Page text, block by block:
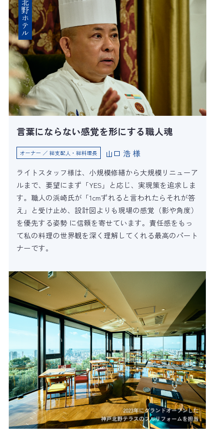
言葉にならない感覚を形にする職人魂
オーナー ／ 総支配人・総料理長 山口 浩 様
ライトスタッフ様は、小規模修繕から大規模リニューア
ルまで、要望にまず「YES」と応じ、実現策を追求しま
す。職人の浜崎氏が「1cmずれると言われたらそれが答
え」と受け止め、設計図よりも現場の感覚（影や角度）
を優先する姿勢 に信頼を寄せています。責任感をもっ
て私の料理の世界観を深く理解してくれる最高のパート
ナーです。